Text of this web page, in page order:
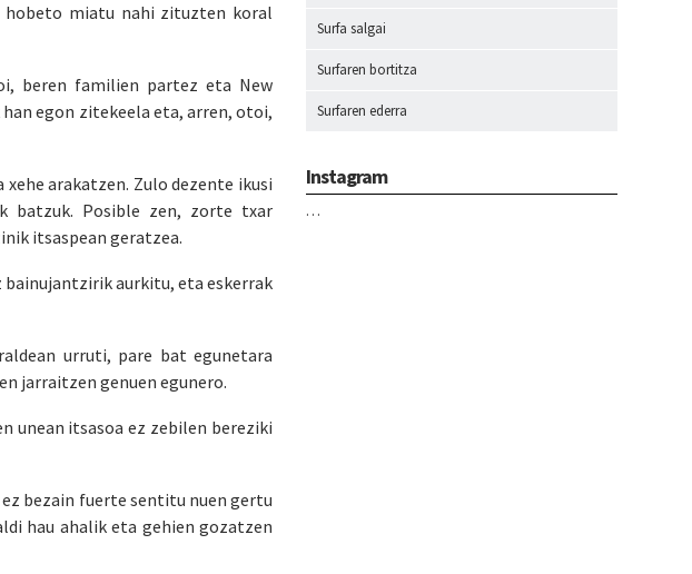
hobeto miatu nahi zituzten koral
beren familien partez eta New
egon zitekeela eta, arren, otoi,
arakatzen. Zulo dezente ikusi
batzuk. Posible zen, zorte txar
itsaspean geratzea.
bainujantzirik aurkitu, eta eskerrak
urruti, pare bat egunetara
jarraitzen genuen egunero.
unean itsasoa ez zebilen bereziki
bezain fuerte sentitu nuen gertu
hau ahalik eta gehien gozatzen
Surfa salgai
Surfaren bortitza
Surfaren ederra
Instagram
…